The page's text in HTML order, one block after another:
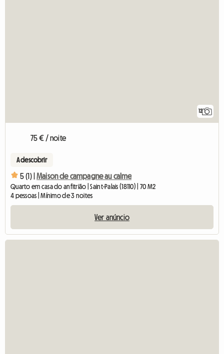
12
75 € / noite
A descobrir
5 (1) | Maison de campagne au calme
Quarto em casa do anfitrião | Saint-Palais (18110) | 70 M2
4 pessoas | Mínimo de 3 noites
Ver anúncio